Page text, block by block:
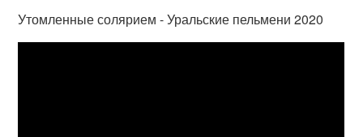
Утомленные солярием - Уральские пельмени 2020